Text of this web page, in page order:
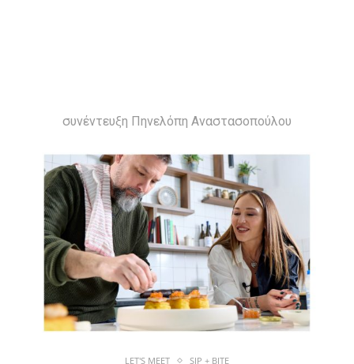
συνέντευξη Πηνελόπη Αναστασοπούλου
LET'S MEET SIP + BITE